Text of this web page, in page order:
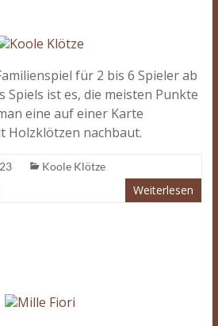
für 2 bis 6 Spieler ab
Spiels ist es, die meisten Punkte
eine auf einer Karte
Holzklötzen nachbaut.
Koole Klötze
Weiterlesen